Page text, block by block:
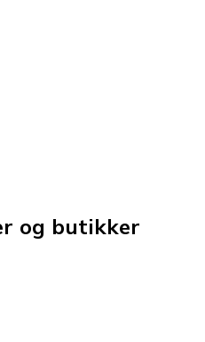
og butikker